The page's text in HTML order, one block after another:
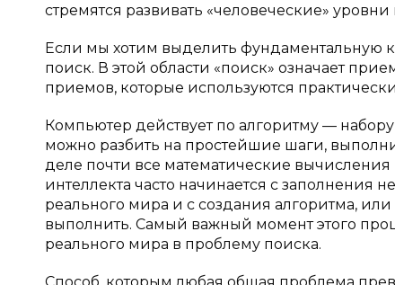
стремятся развивать «человеческие»
Если мы хотим выделить фундаментальную
поиск. В этой области «поиск» означает
приемов, которые используются
Компьютер действует по алгоритму —
можно разбить на простейшие шаги,
деле почти все математические
интеллекта часто начинается с
реального мира и с создания алгоритма,
выполнить. Самый важный момент этого
реального мира в проблему поиска.